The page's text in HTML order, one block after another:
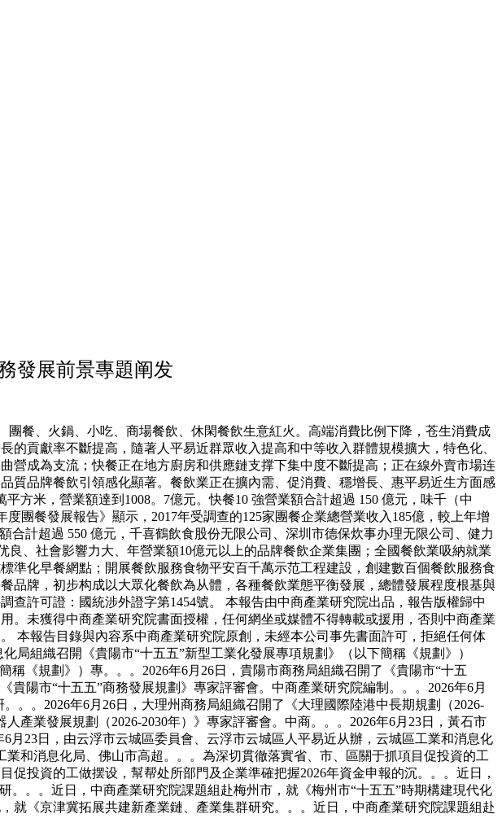
發展前景專題阐发
餐、火鍋、小吃、商場餐飲、休閑餐飲生意紅火。高端消費比例下降，苍生消費成
貢獻率不斷提高，隨著人平易近群眾收入提高和中等收入群體規模擴大，特色化、
成為支流；快餐正在地方廚房和供應鏈支撑下集中度不斷提高；正在線外賣市場连
品牌餐飲引領感化顯著。餐飲業正在擴內需、促消費、穩增長、惠平易近生方面感
方米，營業額達到1008。7億元。快餐10 強營業額合計超過 150 億元，味千（中
團餐發展報告》顯示，2017年受調查的125家團餐企業總營業收入185億，較上年增
合計超過 550 億元，千喜鶴飲食股份无限公司、深圳市德保炊事办理无限公司、健力
、社會影響力大、年營業額10億元以上的品牌餐飲企業集團；全國餐飲業吸納就業
準化早餐網點；開展餐飲服務食物平安百千萬示范工程建設，創建數百個餐飲服務食
牌，初步构成以大眾化餐飲為从體，各種餐飲業態平衡發展，總體發展程度根基與
許可證：國統涉外證字第1454號。 本報告由中商產業研究院出品，報告版權歸中
未獲得中商產業研究院書面授權，任何網坐或媒體不得轉載或援用，否則中商產業
本報告目錄與內容系中商產業研究院原創，未經本公司事先書面許可，拒絕任何体
組織召開《貴陽市“十五五”新型工業化發展專項規劃》（以下簡稱《規劃》）
《規劃》）專。。。2026年6月26日，貴陽市商務局組織召開了《貴陽市“十五
陽市“十五五”商務發展規劃》專家評審會。中商產業研究院編制。。。2026年6月
。。2026年6月26日，大理州商務局組織召開了《大理國際陸港中長期規劃（2026-
產業發展規劃（2026-2030年）》專家評審會。中商。。。2026年6月23日，黃石市
月23日，由云浮市云城區委員會、云浮市云城區人平易近从辦，云城區工業和消息化
和消息化局、佛山市高超。。。為深切貫徹落實省、市、區關于抓項目促投資的工
投資的工做摆设，幫帮处所部門及企業準確把握2026年資金申報的沉。。。近日，
。。近日，中商產業研究院課題組赴梅州市，就《梅州市“十五五”時期構建現代化
《京津冀拓展共建新產業鏈、產業集群研究。。。近日，中商產業研究院課題組赴